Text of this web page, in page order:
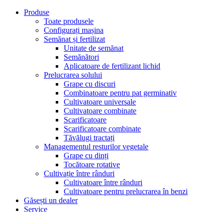
Produse
Toate produsele
Configurați mașina
Semănat și fertilizat
Unitate de semănat
Semănători
Aplicatoare de fertilizant lichid
Prelucrarea solului
Grape cu discuri
Combinatoare pentru pat germinativ
Cultivatoare universale
Cultivatoare combinate
Scarificatoare
Scarificatoare combinate
Tăvălugi tractați
Managementul resturilor vegetale
Grape cu dinți
Tocătoare rotative
Cultivație între rânduri
Cultivatoare între rânduri
Cultivatoare pentru prelucrarea în benzi
Găsești un dealer
Service